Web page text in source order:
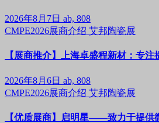
2026年8月7日 ab, 808
CMPE2026展商介绍 艾邦陶瓷展
【展商推介】上海卓盛程新材：专注
2026年8月6日 ab, 808
CMPE2026展商介绍 艾邦陶瓷展
【优质展商】启明星——致力于提供